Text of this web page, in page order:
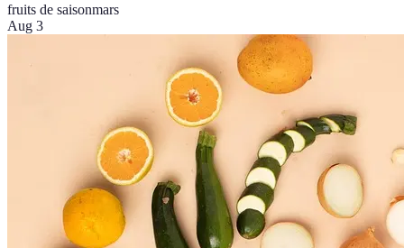
fruits de saisonmars
Aug 3